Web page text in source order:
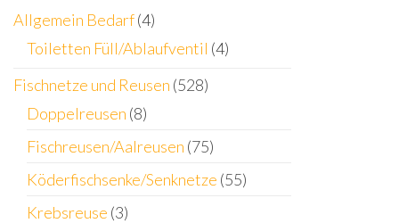
Allgemein Bedarf(4)
Toiletten Füll/Ablaufventil (4)
Fischnetze und Reusen (528)
Doppelreusen (8)
Fischreusen/Aalreusen (75)
Köderfischsenke/Senknetze (55)
Krebsreuse (3)